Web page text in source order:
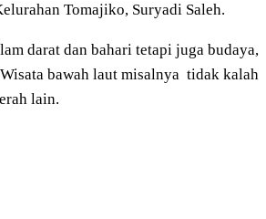
Tomajiko, Suryadi Saleh.
darat dan bahari tetapi juga budaya,
bawah laut misalnya tidak kalah
lain.